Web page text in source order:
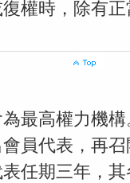
權時，除有
最高權力機
員代表，再
任期三年，